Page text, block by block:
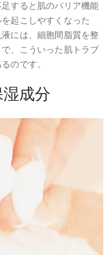
すると肌のバリア機能
起こしやすくなった
には、細胞間脂質を整
、こういった肌トラブ
のです。
成分